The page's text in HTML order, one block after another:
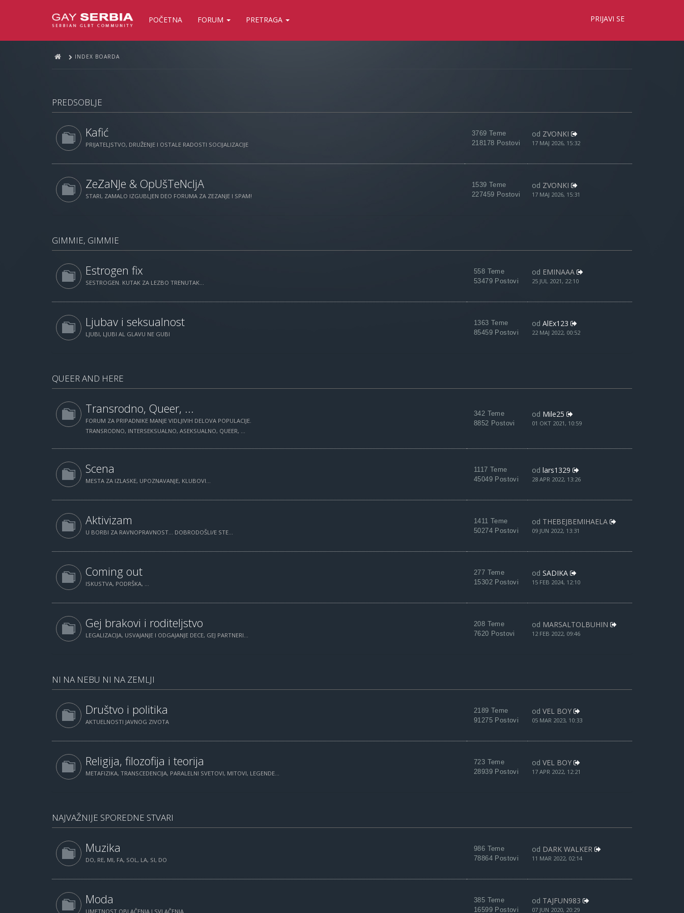
POČETNA FORUM PRETRAGA PRIJAVI SE
INDEX BOARDA
PREDSOBLJE
Kafić
PRIJATELJSTVO, DRUŽENJE I OSTALE RADOSTI SOCIJALIZACIJE
3769 Teme
218178 Postovi
od ZVONKI
17 MAJ 2026, 15:32
ZeZaNJe & OpUšTeNcIjA
STARI, ZAMALO IZGUBLJEN DEO FORUMA ZA ZEZANJE I SPAM!
1539 Teme
227459 Postovi
od ZVONKI
17 MAJ 2026, 15:31
GIMMIE, GIMMIE
Estrogen fix
SESTROGEN. KUTAK ZA LEZBO TRENUTAK...
558 Teme
53479 Postovi
od EMINAAA
25 JUL 2021, 22:10
Ljubav i seksualnost
LJUBI, LJUBI AL GLAVU NE GUBI
1363 Teme
85459 Postovi
od AlEx123
22 MAJ 2022, 00:52
QUEER AND HERE
Transrodno, Queer, ...
FORUM ZA PRIPADNIKE MANJE VIDLJIVIH DELOVA POPULACIJE.
TRANSRODNO, INTERSEKSUALNO, ASEKSUALNO, QUEER, ...
342 Teme
8852 Postovi
od Mile25
01 OKT 2021, 10:59
Scena
MESTA ZA IZLASKE, UPOZNAVANJE, KLUBOVI...
1117 Teme
45049 Postovi
od lars1329
28 APR 2022, 13:26
Aktivizam
U BORBI ZA RAVNOPRAVNOST... DOBRODOŠLI/E STE...
1411 Teme
50274 Postovi
od THEBEJBEMIHAELA
09 JUN 2022, 13:31
Coming out
ISKUSTVA, PODRŠKA, ...
277 Teme
15302 Postovi
od SADIKA
15 FEB 2024, 12:10
Gej brakovi i roditeljstvo
LEGALIZACIJA, USVAJANJE I ODGAJANJE DECE, GEJ PARTNERI...
208 Teme
7620 Postovi
od MARSALTOLBUHIN
12 FEB 2022, 09:46
NI NA NEBU NI NA ZEMLJI
Društvo i politika
AKTUELNOSTI JAVNOG ZIVOTA
2189 Teme
91275 Postovi
od VEL BOY
05 MAR 2023, 10:33
Religija, filozofija i teorija
METAFIZIKA, TRANSCEDENCIJA, PARALELNI SVETOVI, MITOVI, LEGENDE...
723 Teme
28939 Postovi
od VEL BOY
17 APR 2022, 12:21
NAJVAŽNIJE SPOREDNE STVARI
Muzika
DO, RE, MI, FA, SOL, LA, SI, DO
986 Teme
78864 Postovi
od DARK WALKER
11 MAR 2022, 02:14
Moda
UMETNOST OBLAČENJA I SVLAČENJA
385 Teme
16599 Postovi
od TAJFUN983
07 JUN 2020, 20:29